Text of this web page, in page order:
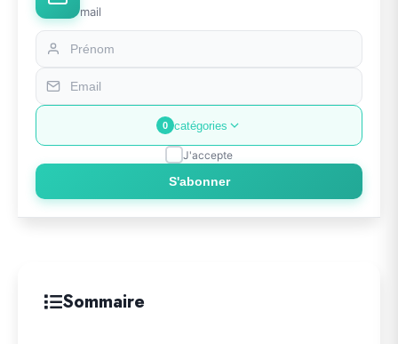
mail
0 catégories
J'accepte
S'abonner
Sommaire